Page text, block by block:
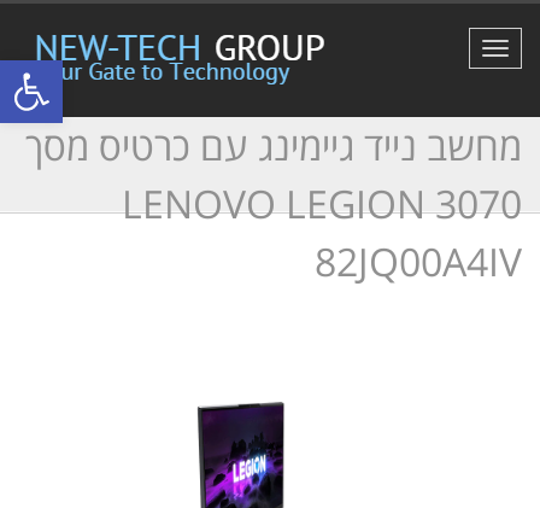
פתח
תפריט
מחשב נייד גיימינג עם כרטיס מסך
3070 LENOVO LEGION
82JQ00A4IV